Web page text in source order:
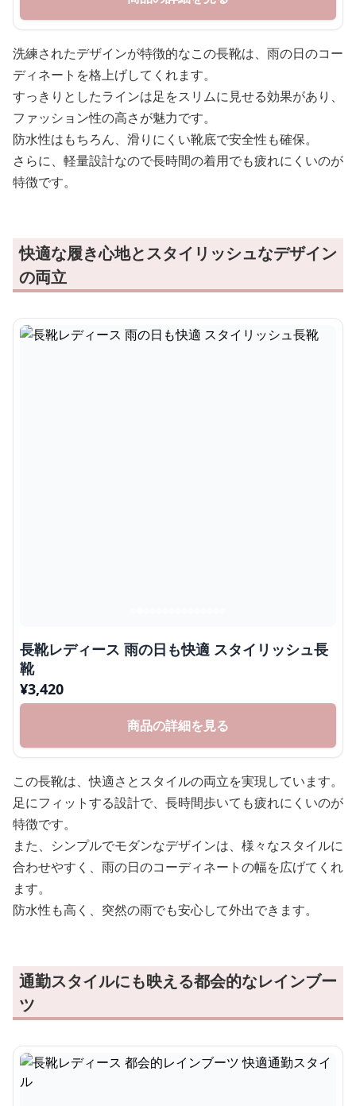
洗練されたデザインが特徴的なこの長靴は、雨の日のコー
ディネートを格上げしてくれます。
すっきりとしたラインは足をスリムに見せる効果があり、
ファッション性の高さが魅力です。
防水性はもちろん、滑りにくい靴底で安全性も確保。
さらに、軽量設計なので長時間の着用でも疲れにくいのが
特徴です。
快適な履き心地とスタイリッシュなデザイン
の両立
長靴レディース 雨の日も快適 スタイリッシュ長
靴
¥3,420
商品の詳細を見る
この長靴は、快適さとスタイルの両立を実現しています。
足にフィットする設計で、長時間歩いても疲れにくいのが
特徴です。
また、シンプルでモダンなデザインは、様々なスタイルに
合わせやすく、雨の日のコーディネートの幅を広げてくれ
ます。
防水性も高く、突然の雨でも安心して外出できます。
通勤スタイルにも映える都会的なレインブー
ツ